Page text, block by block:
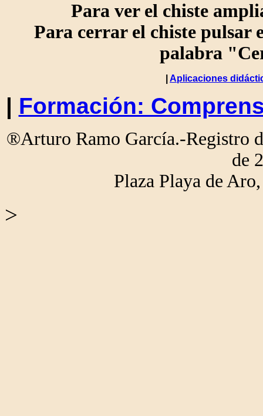
Para ver el chiste
Para cerrar el chiste pulsar
palabra
Aplicaciones
| Formación:
®Arturo Ramo García.-Registro
de
Plaza Playa de
>